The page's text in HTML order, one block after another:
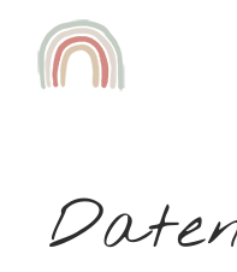
Inhalt
springen